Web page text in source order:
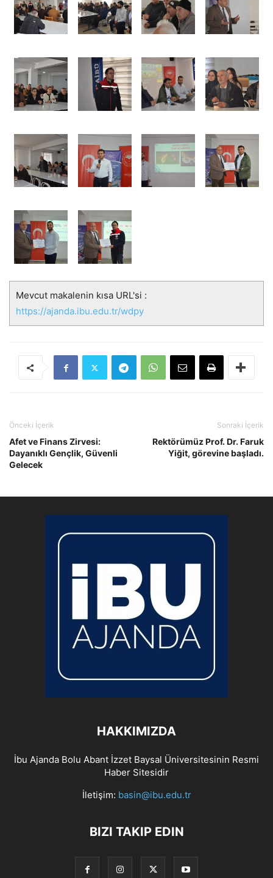
Mevcut makalenin kısa URL'si :
https://ajanda.ibu.edu.tr/wdpy
Önceki İçerik
Afet ve Finans Zirvesi:
Dayanıklı Gençlik, Güvenli
Gelecek
Sonraki İçerik
Rektörümüz Prof. Dr. Faruk
Yiğit, görevine başladı.
HAKKIMIZDA
İbu Ajanda Bolu Abant İzzet Baysal Üniversitesinin Resmi
Haber Sitesidir
İletişim: basin@ibu.edu.tr
BIZI TAKIP EDIN